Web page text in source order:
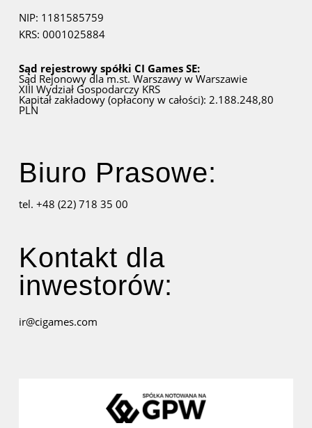
NIP: 1181585759
KRS: 0001025884
Sąd rejestrowy spółki CI Games SE:
Sąd Rejonowy dla m.st. Warszawy w Warszawie
XIII Wydział Gospodarczy KRS
Kapitał zakładowy (opłacony w całości): 2.188.248,80
PLN
Biuro Prasowe:
tel. +48 (22) 718 35 00
Kontakt dla
inwestorów:
ir@cigames.com